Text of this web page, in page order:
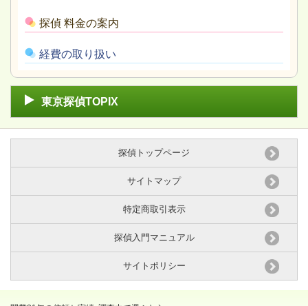
探偵 料金の案内
経費の取り扱い
東京探偵TOPIX
探偵トップページ
サイトマップ
特定商取引表示
探偵入門マニュアル
サイトポリシー